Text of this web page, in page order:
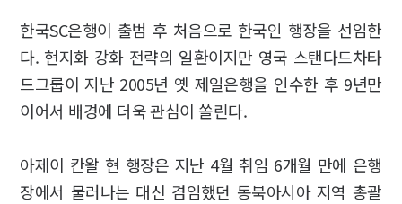
한국SC은행이 출범 후 처음으로 한국인 행장을 선임한
다. 현지화 강화 전략의 일환이지만 영국 스탠다드차타
드그룹이 지난 2005년 옛 제일은행을 인수한 후 9년만
이어서 배경에 더욱 관심이 쏠린다.
아제이 칸왈 현 행장은 지난 4월 취임 6개월 만에 은행
장에서 물러나는 대신 겸임했던 동북아시아 지역 총괄